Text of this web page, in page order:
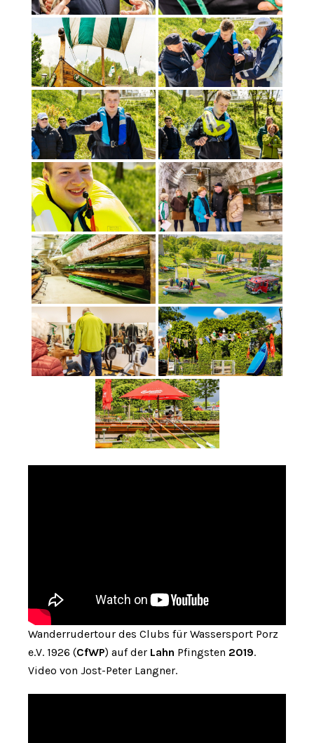
Wanderrudertour des Clubs für Wassersport Porz
e.V. 1926 (CfWP) auf der Lahn Pfingsten 2019.
Video von Jost-Peter Langner.